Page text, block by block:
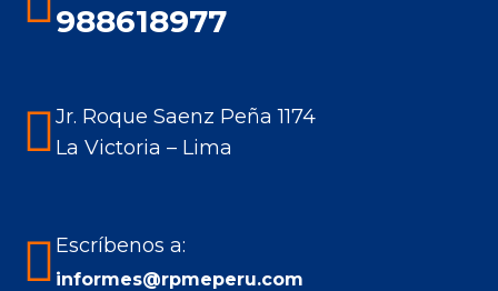
windowwindow
988618977
Jr. Roque Saenz Peña 1174
La Victoria – Lima
Escríbenos a:
informes@rpmeperu.com